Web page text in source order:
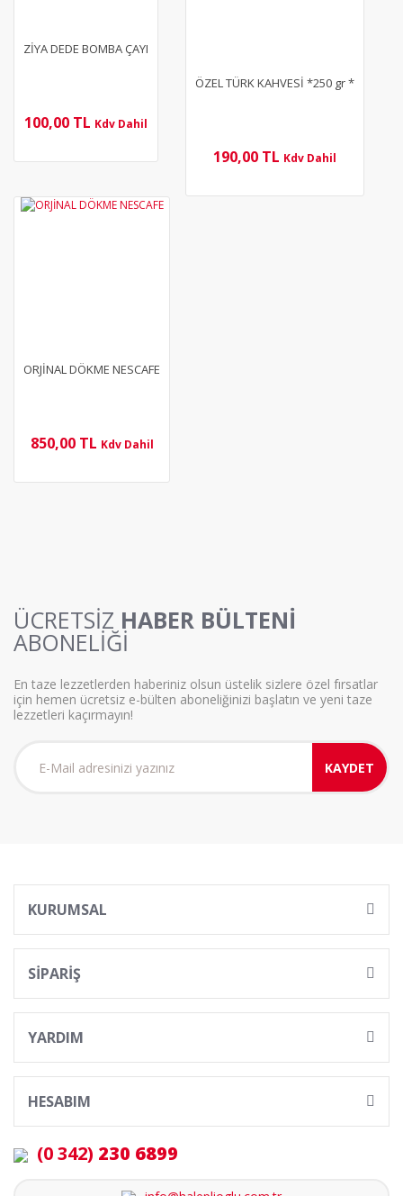
ZİYA DEDE BOMBA ÇAYI
100,00 TL Kdv Dahil
ÖZEL TÜRK KAHVESİ *250 gr *
190,00 TL Kdv Dahil
ORJİNAL DÖKME NESCAFE
850,00 TL Kdv Dahil
ÜCRETSİZ HABER BÜLTENİ
ABONELİĞİ
En taze lezzetlerden haberiniz olsun üstelik sizlere özel fırsatlar
için hemen ücretsiz e-bülten aboneliğinizi başlatın ve yeni taze
lezzetleri kaçırmayın!
KAYDET
KURUMSAL
SİPARİŞ
YARDIM
HESABIM
(0 342) 230 6899